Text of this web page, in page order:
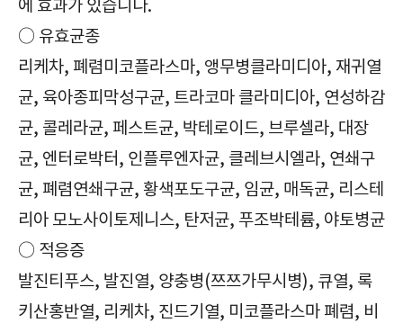
에 효과가 있습니다.
○ 유효균종
리케차, 폐렴미코플라스마, 앵무병클라미디아, 재귀열
균, 육아종피막성구균, 트라코마 클라미디아, 연성하감
균, 콜레라균, 페스트균, 박테로이드, 브루셀라, 대장
균, 엔터로박터, 인플루엔자균, 클레브시엘라, 연쇄구
균, 폐렴연쇄구균, 황색포도구균, 임균, 매독균, 리스테
리아 모노사이토제니스, 탄저균, 푸조박테륨, 야토병균
○ 적응증
발진티푸스, 발진열, 양충병(쯔쯔가무시병), 큐열, 록
키산홍반열, 리케차, 진드기열, 미코플라스마 폐렴, 비